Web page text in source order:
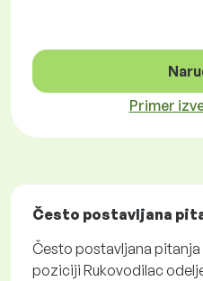
Primer
Često postavljana
Često postavljana
poziciji Rukovodilac